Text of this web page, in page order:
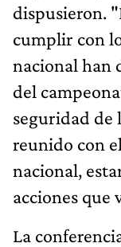
dispusieron.
cumplir con
nacional han
del
seguridad de
reunido con
nacional,
acciones que
La